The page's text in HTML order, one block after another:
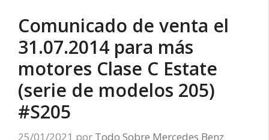
Comunicado de venta el
31.07.2014 para más
motores Clase C Estate
(serie de modelos 205)
#S205
25/01/2021 por Todo Sobre Mercedes Benz